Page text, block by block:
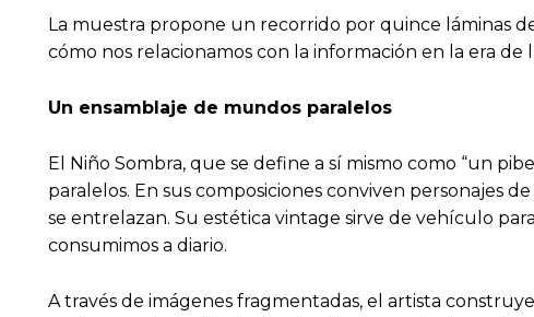
La muestra propone un recorrido por quince láminas
cómo nos relacionamos con la información en la era de
Un ensamblaje de mundos paralelos
El Niño Sombra, que se define a sí mismo como “un
paralelos. En sus composiciones conviven personajes
se entrelazan. Su estética vintage sirve de vehículo
consumimos a diario.
A través de imágenes fragmentadas, el artista